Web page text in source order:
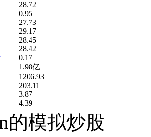
28.72
0.95
27.73
29.17
28.45
28.42
0.17
1.98亿
1206.93
203.11
3.87
4.39
的模拟炒股